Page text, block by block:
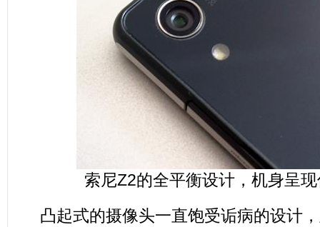
索尼Z2的全平衡设计，机身呈
凸起式的摄像头一直饱受诟病的设计